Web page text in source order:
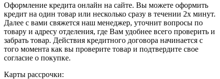
Оформление кредита онлайн на сайте. Вы можете оформить
кредит на один товар или несколько сразу в течении 2х минут.
Далее с вами свяжется наш менеджер, уточнит вопросы по
товару и адресу отделения, где Вам удобнее всего проверить и
забрать товар. Действия кредитного договора начинается с
того момента как вы проверите товар и подтвердите свое
согласие о покупке.
Карты рассрочки: